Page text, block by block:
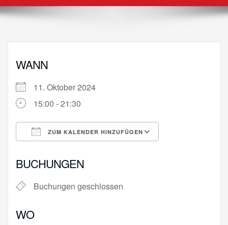
WANN
11. Oktober 2024
15:00 - 21:30
ZUM KALENDER HINZUFÜGEN
BUCHUNGEN
Buchungen geschlossen
WO